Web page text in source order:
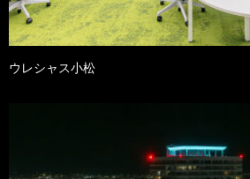
ウレシャス小松